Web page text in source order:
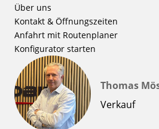
Über uns
Kontakt & Öffnungszeiten
Anfahrt mit Routenplaner
Konfigurator starten
Thomas
Verkauf